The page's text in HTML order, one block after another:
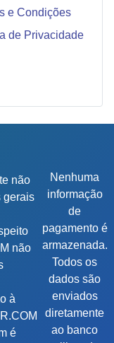
e Condições
de Privacidade
não
gerais
não
à
é
Nenhuma
informação
de
pagamento é
armazenada.
Todos os
dados são
enviados
diretamente
ao banco